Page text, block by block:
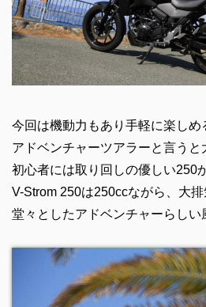
今回は機動力もあり手軽に楽し
アドベンチャーツアラーと言う
初心者には取り回しの優しい250
V-Strom 250は250ccながら、大
堂々としたアドベンチャーらし